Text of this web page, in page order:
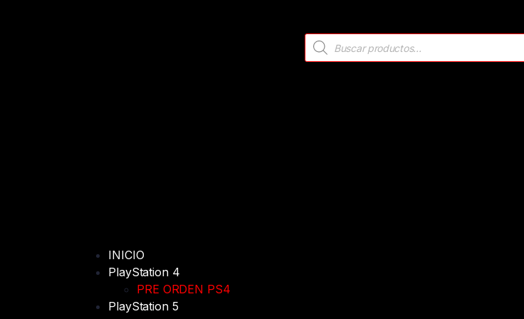
INICIO
PlayStation 4
PRE ORDEN PS4
PlayStation 5